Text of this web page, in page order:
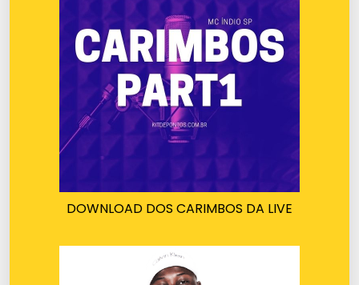
DOWNLOAD DOS CARIMBOS DA LIVE